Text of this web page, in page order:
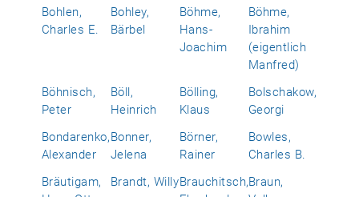
Bohlen,
Charles E.
Bohley,
Bärbel
Böhme,
Hans-
Joachim
Böhme,
Ibrahim
(eigentlich
Manfred)
Böhnisch,
Peter
Böll,
Heinrich
Bölling,
Klaus
Bolschakow,
Georgi
Bondarenko,
Alexander
Bonner,
Jelena
Börner,
Rainer
Bowles,
Charles B.
Bräutigam,
Brandt, WillyBrauchitsch,Braun,